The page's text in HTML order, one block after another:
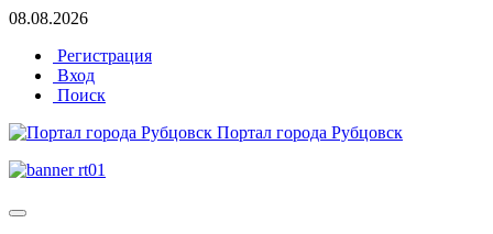
08.08.2026
Регистрация
Вход
Поиск
Портал города Рубцовск